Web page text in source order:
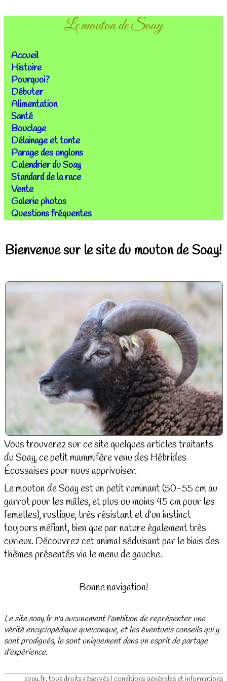
Le mouton de Soay
Accueil
Histoire
Pourquoi?
Débuter
Alimentation
Santé
Bouclage
Délainage et tonte
Parage des onglons
Calendrier du Soay
Standard de la race
Vente
Galerie photos
Questions fréquentes
Bienvenue sur le site du mouton de Soay!
Vous trouverez sur ce site quelques articles traitants
du Soay, ce petit mammifère venu des Hébrides
Écossaises pour nous apprivoiser.
Le mouton de Soay est un petit ruminant (50-55 cm au
garrot pour les mâles, et plus ou moins 45 cm pour les
femelles), rustique, très résistant et d'un instinct
toujours méfiant, bien que par nature également très
curieux. Découvrez cet animal séduisant par le biais des
thèmes présentés via le menu de gauche.
Bonne navigation!
Le site soay.fr n'a aucunement l'ambition de représenter une
vérité encyclopédique quelconque, et les éventuels conseils qui y
sont prodigués, le sont uniquement dans un esprit de partage
d'expérience.
soay.fr, tous droits réservés | conditions générales et informations